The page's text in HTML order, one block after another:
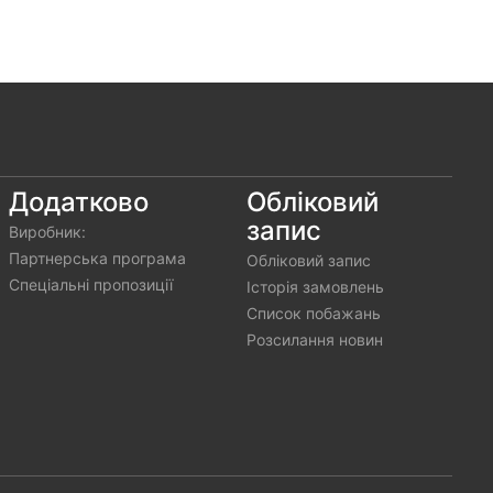
зарядка на Xiaomi/ Redmi/ Pocо 33W
Додатково
Виробник:
Партнерська програма
Спеціальні пропозиції
Обліковий
запис
Обліковий запис
Історія замовлень
Список побажань
Розсилання новин